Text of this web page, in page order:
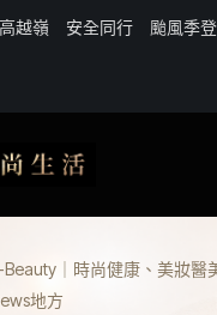
科大產設系學生赴澳實習
｜時尚健康、美妝醫
地方